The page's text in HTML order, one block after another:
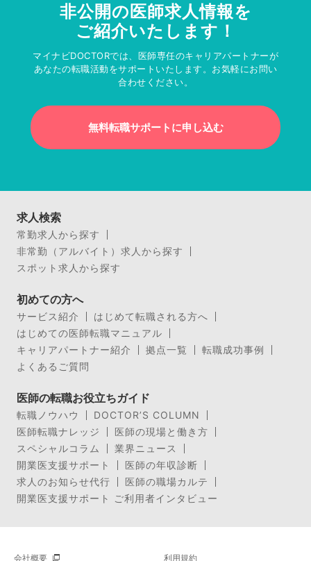
非公開の医師求人情報を
ご紹介いたします！
マイナビDOCTORでは、医師専任のキャリアパートナーが
あなたの転職活動をサポートいたします。お気軽にお問い
合わせください。
無料転職サポートに申し込む
求人検索
常勤求人から探す
非常勤（アルバイト）求人から探す
スポット求人から探す
初めての方へ
サービス紹介
はじめて転職される方へ
はじめての医師転職マニュアル
キャリアパートナー紹介
拠点一覧
転職成功事例
よくあるご質問
医師の転職お役立ちガイド
転職ノウハウ
DOCTOR’S COLUMN
医師転職ナレッジ
医師の現場と働き方
スペシャルコラム
業界ニュース
開業医支援サポート
医師の年収診断
求人のお知らせ代行
医師の職場カルテ
開業医支援サポート ご利用者インタビュー
会社概要 利用規約